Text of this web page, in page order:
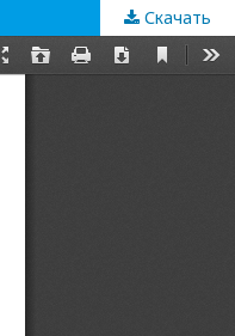
Скачать